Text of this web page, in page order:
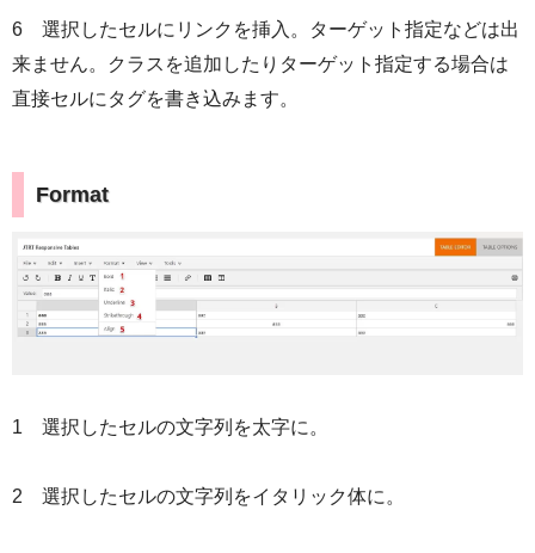
6 選択したセルにリンクを挿入。ターゲット指定などは出
来ません。クラスを追加したりターゲット指定する場合は
直接セルにタグを書き込みます。
Format
1 選択したセルの文字列を太字に。
2 選択したセルの文字列をイタリック体に。